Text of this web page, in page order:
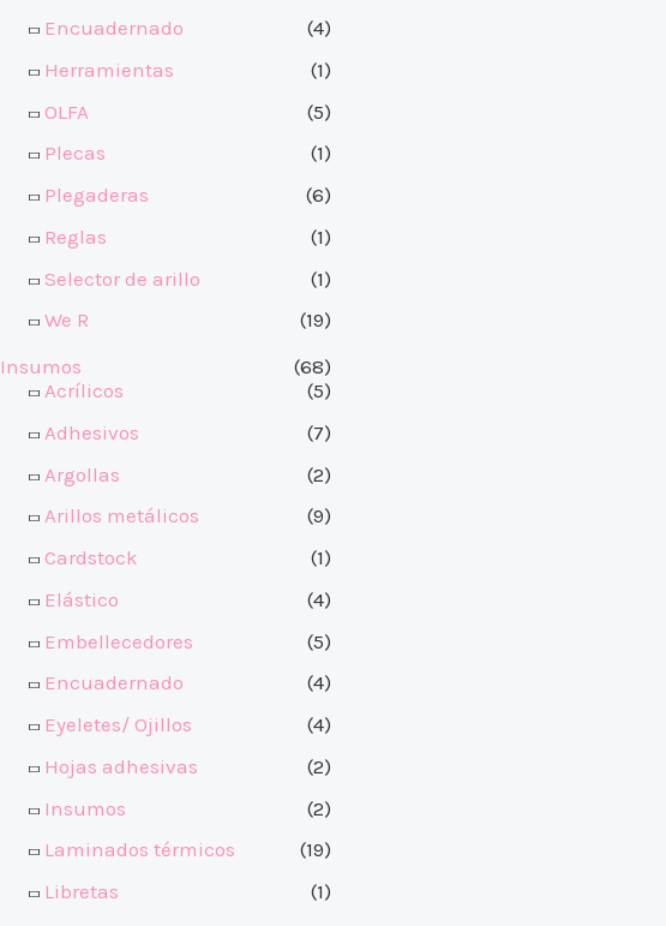
Encuadernado
(4)
Herramientas
(1)
OLFA
(5)
Plecas
(1)
Plegaderas
(6)
Reglas
(1)
Selector de arillo
(1)
We R
(19)
Insumos
(68)
Acrílicos
(5)
Adhesivos
(7)
Argollas
(2)
Arillos metálicos
(9)
Cardstock
(1)
Elástico
(4)
Embellecedores
(5)
Encuadernado
(4)
Eyeletes/ Ojillos
(4)
Hojas adhesivas
(2)
Insumos
(2)
Laminados térmicos
(19)
Libretas
(1)